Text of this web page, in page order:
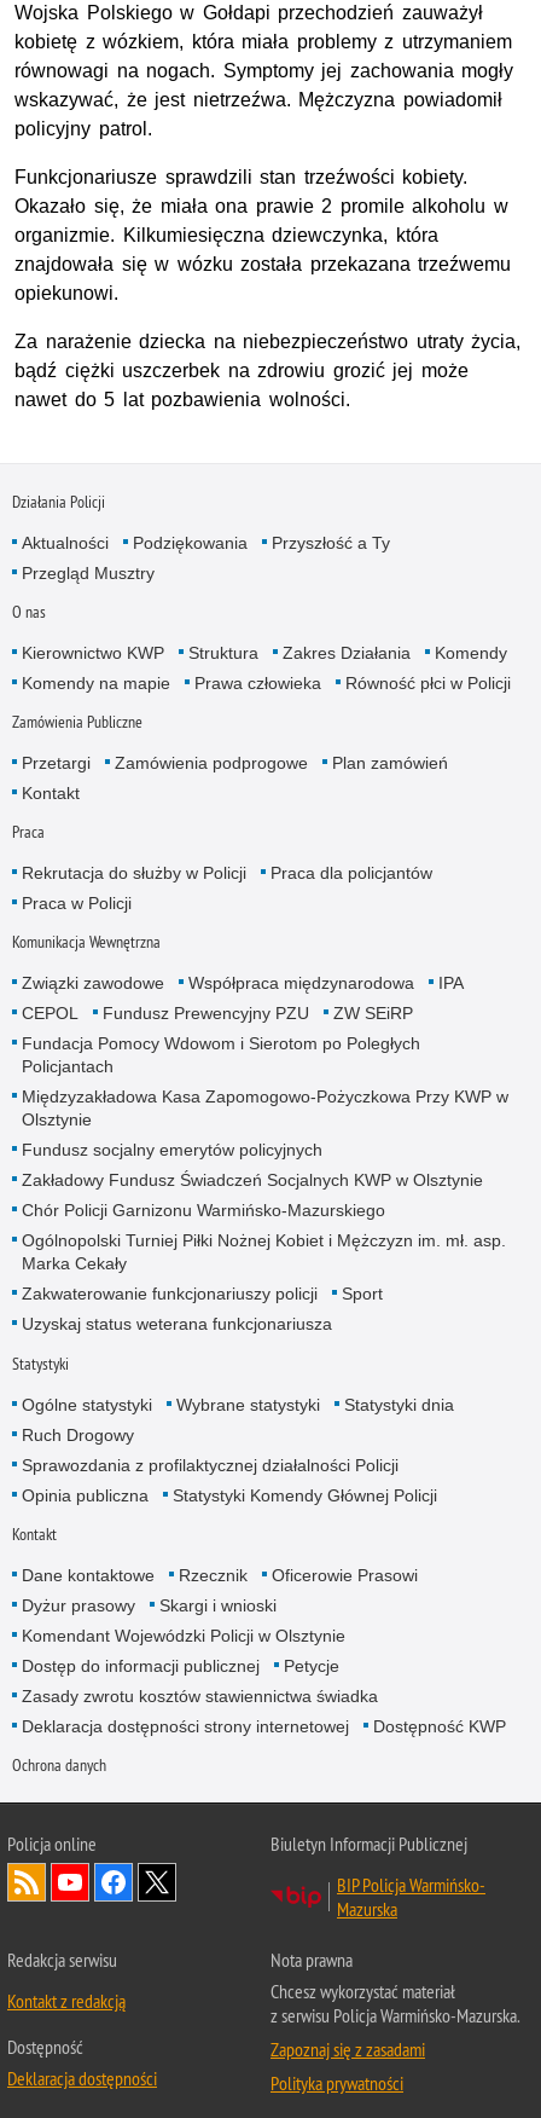
Wojska Polskiego w Gołdapi przechodzień zauważył
kobietę z wózkiem, która miała problemy z utrzymaniem
równowagi na nogach. Symptomy jej zachowania mogły
wskazywać, że jest nietrzeźwa. Mężczyzna powiadomił
policyjny patrol.
Funkcjonariusze sprawdzili stan trzeźwości kobiety.
Okazało się, że miała ona prawie 2 promile alkoholu w
organizmie. Kilkumiesięczna dziewczynka, która
znajdowała się w wózku została przekazana trzeźwemu
opiekunowi.
Za narażenie dziecka na niebezpieczeństwo utraty życia,
bądź ciężki uszczerbek na zdrowiu grozić jej może
nawet do 5 lat pozbawienia wolności.
Działania Policji
Aktualności Podziękowania
Przyszłość a Ty
Przegląd Musztry
O nas
Kierownictwo KWP Struktura Zakres Działania
Komendy
Komendy na mapie
Prawa człowieka Równość płci w Policji
Zamówienia Publiczne
Przetargi Zamówienia podprogowe
Plan zamówień
Kontakt
Praca
Rekrutacja do służby w Policji
Praca dla policjantów
Praca w Policji
Komunikacja Wewnętrzna
Związki zawodowe Współpraca międzynarodowa
IPA
CEPOL
Fundusz Prewencyjny PZU
ZW SEiRP
Fundacja Pomocy Wdowom i Sierotom po Poległych
Policjantach
Międzyzakładowa Kasa Zapomogowo-Pożyczkowa Przy KWP w
Olsztynie
Fundusz socjalny emerytów policyjnych
Zakładowy Fundusz Świadczeń Socjalnych KWP w Olsztynie
Chór Policji Garnizonu Warmińsko-Mazurskiego
Ogólnopolski Turniej Piłki Nożnej Kobiet i Mężczyzn im. mł. asp.
Marka Cekały
Zakwaterowanie funkcjonariuszy policji
Sport
Uzyskaj status weterana funkcjonariusza
Statystyki
Ogólne statystyki Wybrane statystyki
Statystyki dnia
Ruch Drogowy
Sprawozdania z profilaktycznej działalności Policji
Opinia publiczna
Statystyki Komendy Głównej Policji
Kontakt
Dane kontaktowe Rzecznik
Oficerowie Prasowi
Dyżur prasowy
Skargi i wnioski
Komendant Wojewódzki Policji w Olsztynie
Dostęp do informacji publicznej
Petycje
Zasady zwrotu kosztów stawiennictwa świadka
Deklaracja dostępności strony internetowej
Dostępność KWP
Ochrona danych
Policja online
Biuletyn Informacji Publicznej
BIP Policja Warmińsko-
Mazurska
Redakcja serwisu
Kontakt z redakcją
Dostępność
Deklaracja dostępności
Nota prawna
Chcesz wykorzystać materiał
z serwisu Policja Warmińsko-Mazurska.
Zapoznaj się z zasadami
Polityka prywatności